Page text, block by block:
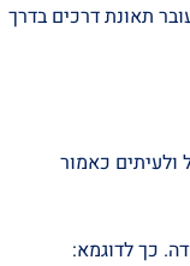
תאונת דרכים בדרך
ולעיתים כאמור
כך לדוגמא: